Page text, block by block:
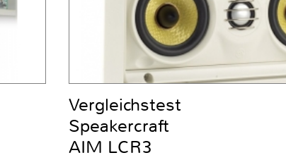
Vergleichstest
Speakercraft
AIM LCR3